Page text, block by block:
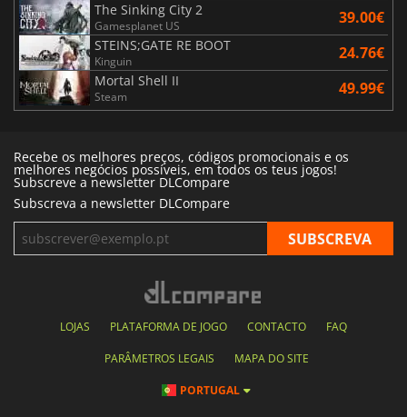
The Sinking City 2
Gamesplanet US 39.00€
STEINS;GATE RE BOOT
Kinguin 24.76€
Mortal Shell II
Steam 49.99€
Recebe os melhores preços, códigos promocionais e os
melhores negócios possíveis, em todos os teus jogos!
Subscreve a newsletter DLCompare
Subscreva a newsletter DLCompare
LOJAS PLATAFORMA DE JOGO CONTACTO FAQ
PARÂMETROS LEGAIS MAPA DO SITE
PORTUGAL